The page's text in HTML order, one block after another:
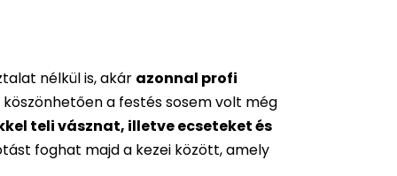
nélkül is, akár azonnal profi
a festés sosem volt még
teli vásznat, illetve ecseteket és
foghat majd a kezei között, amely